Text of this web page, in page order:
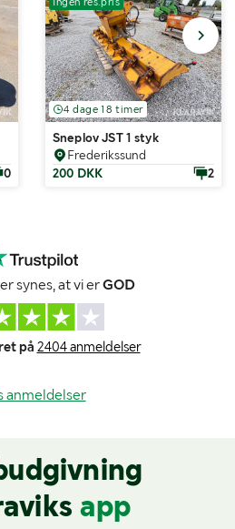
0
4 dage 18 timer
Sneplov JST 1 styk
Frederikssund
200 DKK
2
synes, at vi erGOD
på 2404 anmeldelser
anmeldelser
app